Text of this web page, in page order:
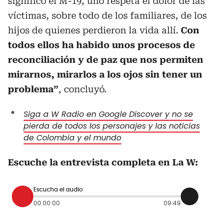
víctimas, sobre todo de los familiares, de los
hijos de quienes perdieron la vida allí. Con
todos ellos ha habido unos procesos de
reconciliación y de paz que nos permiten
mirarnos, mirarlos a los ojos sin tener un
problema”, concluyó.
Siga a W Radio en Google Discover y no se
pierda de todos los personajes y las noticias
de Colombia y el mundo
Escuche la entrevista completa en La W:
Escucha el audio
00:00:00 09:49